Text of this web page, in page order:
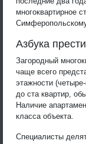
многоквартирное
Азбука
Загородный
чаще всего
этажности
до ста квартир,
Наличие
класса объекта.
Специалисты